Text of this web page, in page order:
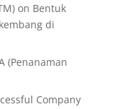
on Bentuk
di
(Penanaman
Company